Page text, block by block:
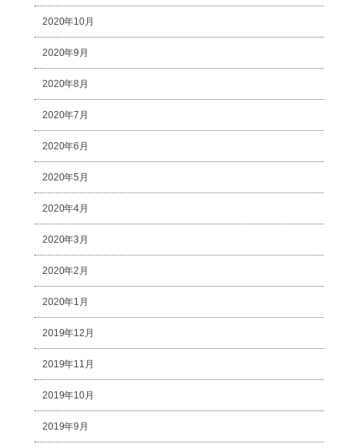
2020年10月
2020年9月
2020年8月
2020年7月
2020年6月
2020年5月
2020年4月
2020年3月
2020年2月
2020年1月
2019年12月
2019年11月
2019年10月
2019年9月